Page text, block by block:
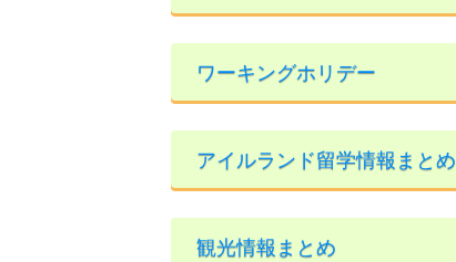
ワーキングホリデー
アイルランド留学情報まとめ
観光情報まとめ